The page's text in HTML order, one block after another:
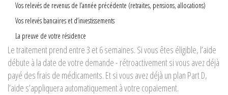
Vos relevés de revenus de l’année précédente (retraites, pensions, allocations)
Vos relevés bancaires et d’investissements
La preuve de votre résidence
Le traitement prend entre 3 et 6 semaines. Si vous êtes éligible, l’aide
débute à la date de votre demande - rétroactivement si vous avez déjà
payé des frais de médicaments. Et si vous avez déjà un plan Part D,
l’aide s’appliquera automatiquement à votre copaiement.